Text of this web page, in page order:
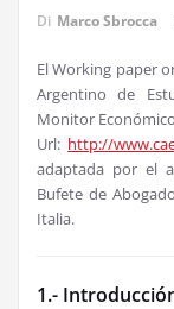
Di Marco Sbrocca
El Working paper
Argentino de
Monitor
Url: http://
adaptada por el
Bufete de
Italia.
1.-